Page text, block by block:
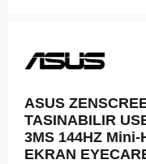
ASUS
TASINABILIR
3MS 144HZ Mini-
EKRAN